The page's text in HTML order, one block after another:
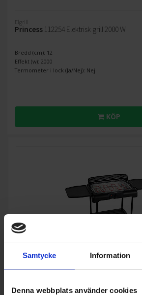
Samtycke Information
Denna webbplats använder cookies
Elgrill
Princess 112254 Elektrisk grill 2000 W
Bredd (cm): 12
Effekt (w): 2000
Termometer i lock (Ja/Nej): Nej
KÖP